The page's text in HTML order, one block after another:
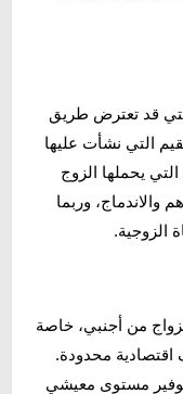
قد تعترض طريق
التي نشأت عليها
يحملها الزوج
والاندماج، وربما
الزوجية.
من أجنبي، خاصة
اقتصادية محدودة.
مستوى معيشي